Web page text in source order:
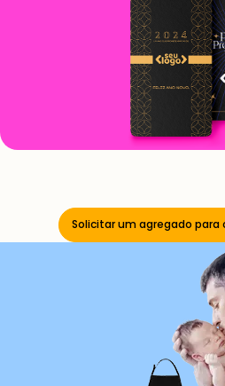
Solicitar um agregado para